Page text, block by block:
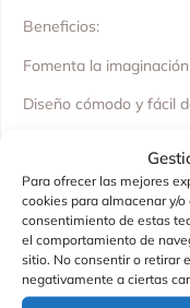
Para ofrecer las mejores
cookies para almacenar y/
consentimiento de estas
el comportamiento de
sitio. No consentir o retirar
negativamente a ciertas
Beneficios:
Fomenta la
Diseño cómodo y fácil
Especificaciones:
Dimensiones:
Material: tela de
Incluye: 1 mochila